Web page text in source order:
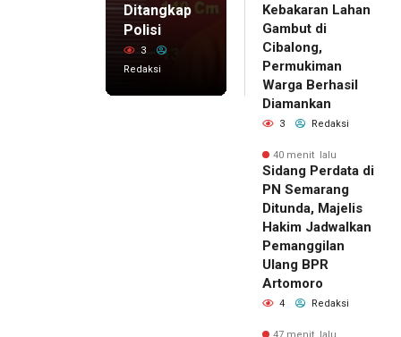
Ditangkap
Polisi
3
Redaksi
Kebakaran Lahan
Gambut di
Cibalong,
Permukiman
Warga Berhasil
Diamankan
3 Redaksi
40 menit lalu
Sidang Perdata di
PN Semarang
Ditunda, Majelis
Hakim Jadwalkan
Pemanggilan
Ulang BPR
Artomoro
4 Redaksi